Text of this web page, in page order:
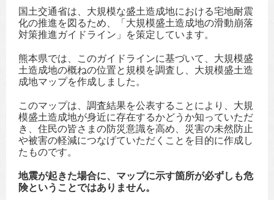
国土交通省は、大規模な盛土造成地における宅地耐震
化の推進を図るため、「大規模盛土造成地の滑動崩落
対策推進ガイドライン」を策定しています。
熊本県では、このガイドラインに基づいて、大規模盛
土造成地の概ねの位置と規模を調査し、大規模盛土造
成地マップを作成しました。
このマップは、調査結果を公表することにより、大規
模盛土造成地が身近に存在するかどうか知っていただ
き、住民の皆さまの防災意識を高め、災害の未然防止
や被害の軽減につなげていただくことを目的に作成し
たものです。
地震が起きた場合に、マップに示す箇所が必ずしも危
険ということではありません。